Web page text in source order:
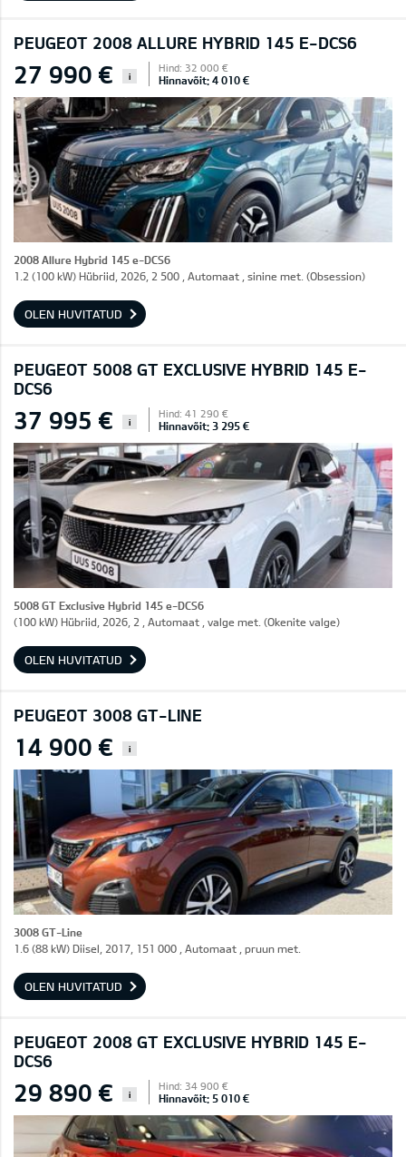
PEUGEOT 2008 ALLURE HYBRID 145 E-DCS6
27 990 € i
Hind: 32 000 €
Hinnavõit: 4 010 €
2008 Allure Hybrid 145 e-DCS6
1.2 (100 kW) Hübriid, 2026, 2 500 , Automaat , sinine met. (Obsession)
OLEN HUVITATUD
PEUGEOT 5008 GT EXCLUSIVE HYBRID 145 E-
DCS6
37 995 € i
Hind: 41 290 €
Hinnavõit: 3 295 €
5008 GT Exclusive Hybrid 145 e-DCS6
(100 kW) Hübriid, 2026, 2 , Automaat , valge met. (Okenite valge)
OLEN HUVITATUD
PEUGEOT 3008 GT-LINE
14 900 € i
3008 GT-Line
1.6 (88 kW) Diisel, 2017, 151 000 , Automaat , pruun met.
OLEN HUVITATUD
PEUGEOT 2008 GT EXCLUSIVE HYBRID 145 E-
DCS6
29 890 € i
Hind: 34 900 €
Hinnavõit: 5 010 €